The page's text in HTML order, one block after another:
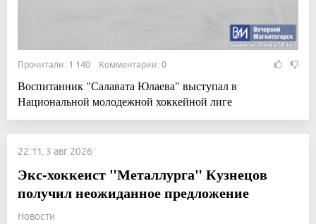
Прочитали: 1 140 Комментарии: 0
Воспитанник "Салавата Юлаева" выступал в
Национальной молодежной хоккейной лиге
22:11, 3 авг 2026
Экс-хоккеист "Металлурга" Кузнецов
получил неожиданное предложение
Новости